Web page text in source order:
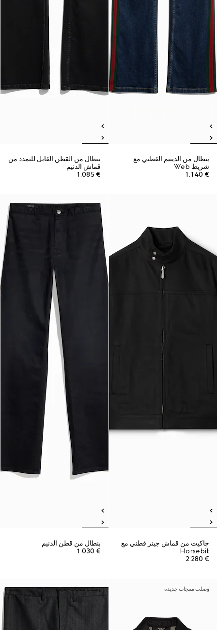
بنطال من الدينيم القطني مع
شريط Web
€ 1.140
بنطال من القطن القابل للتمدد من
قماش الدنيم
€ 1.085
جاكيت من قماش جينز قطني مع
Horsebit
€ 2.280
بنطال من قطن الدنيم
€ 1.030
وصلت منتجات جديدة وصلت منتجات جديدة